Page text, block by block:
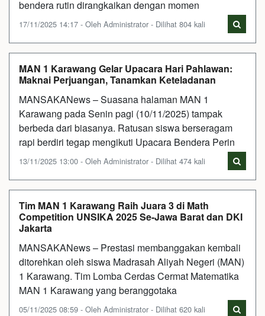
bendera rutin dirangkaikan dengan momen
17/11/2025 14:17 - Oleh Administrator - Dilihat 804 kali
MAN 1 Karawang Gelar Upacara Hari Pahlawan:
Maknai Perjuangan, Tanamkan Keteladanan
MANSAKANews – Suasana halaman MAN 1
Karawang pada Senin pagi (10/11/2025) tampak
berbeda dari biasanya. Ratusan siswa berseragam
rapi berdiri tegap mengikuti Upacara Bendera Perin
13/11/2025 13:00 - Oleh Administrator - Dilihat 474 kali
Tim MAN 1 Karawang Raih Juara 3 di Math
Competition UNSIKA 2025 Se-Jawa Barat dan DKI
Jakarta
MANSAKANews – Prestasi membanggakan kembali
ditorehkan oleh siswa Madrasah Aliyah Negeri (MAN)
1 Karawang. Tim Lomba Cerdas Cermat Matematika
MAN 1 Karawang yang beranggotaka
05/11/2025 08:59 - Oleh Administrator - Dilihat 620 kali